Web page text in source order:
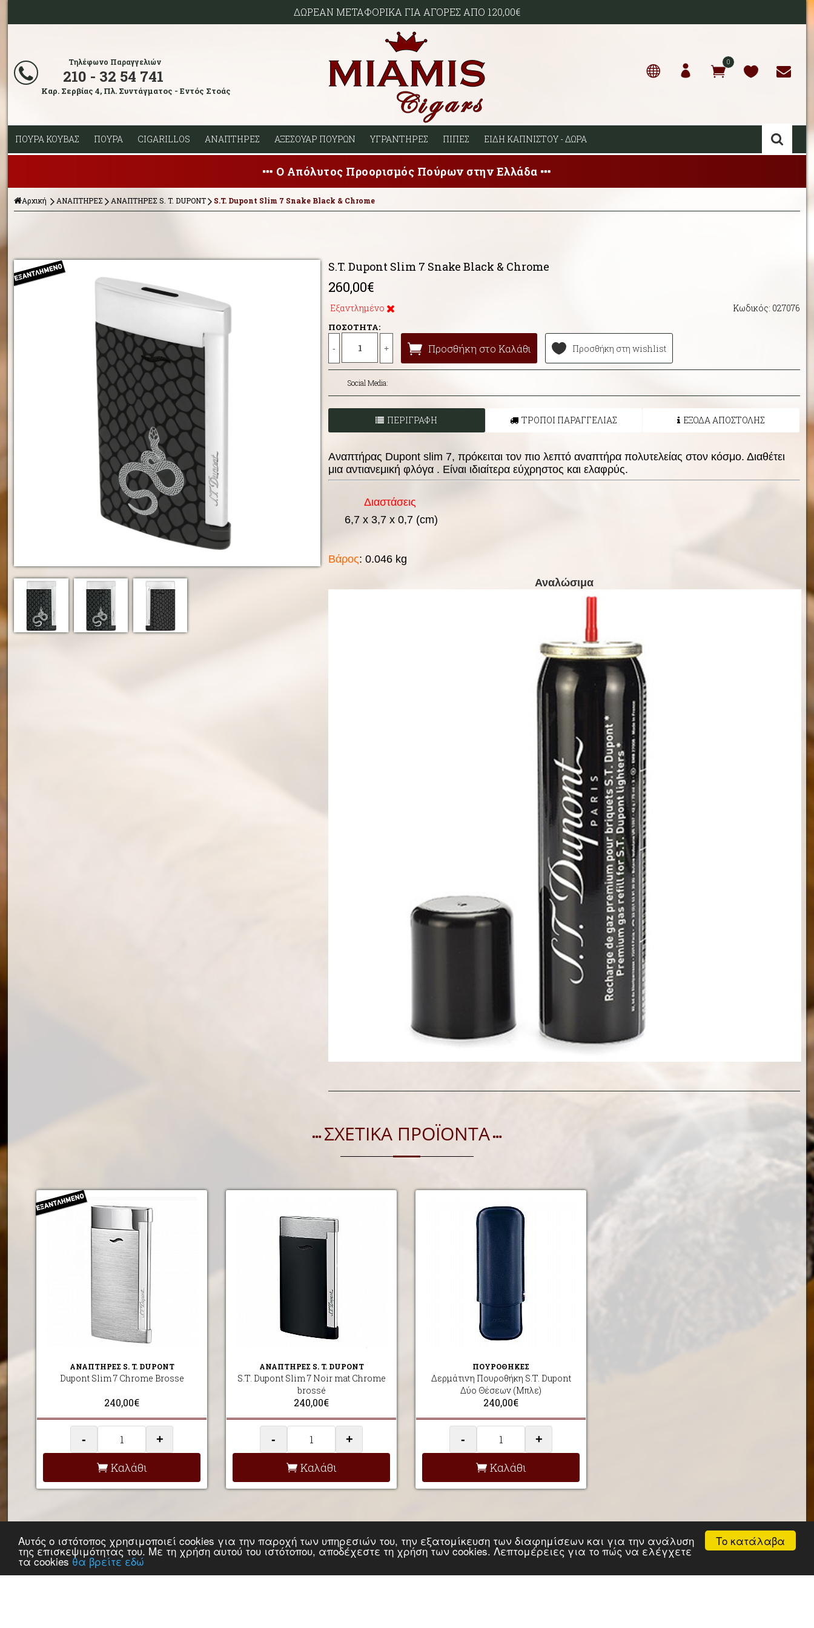
Το κατάλαβα
Αυτός ο ιστότοπος χρησιμοποιεί cookies για την παροχή των υπηρεσιών του, την εξατομίκευση των διαφημίσεων και για την ανάλυση
της επισκεψιμότητας του. Με τη χρήση αυτού του ιστότοπου, αποδέχεστε τη χρήση των cookies. Λεπτομέρειες για το πώς να ελέγχετε
τα cookiesθα βρείτε εδώ
ΔΩΡΕΑΝ ΜΕΤΑΦΟΡΙΚΑ ΓΙΑ ΑΓΟΡΕΣ ΑΠΟ 120,00€
Τηλέφωνο Παραγγελιών
210 - 32 54 741
Καρ. Σερβίας 4, Πλ. Συντάγματος - Εντός Στοάς
0
ΠΟΥΡΑ ΚΟΥΒΑΣ ΠΟΥΡΑ CIGARILLOS ΑΝΑΠΤΗΡΕΣ ΑΞΕΣΟΥΑΡ ΠΟΥΡΩΝ ΥΓΡΑΝΤΗΡΕΣ ΠΙΠΕΣ ΕΙΔΗ ΚΑΠΝΙΣΤΟΥ - ΔΩΡΑ
Ο Απόλυτος Προορισμός Πούρων στην Ελλάδα
Αρχική ΑΝΑΠΤΗΡΕΣ ΑΝΑΠΤΗΡΕΣ S. T. DUPONT S.T. Dupont Slim 7 Snake Black & Chrome
S.T. Dupont Slim 7 Snake Black & Chrome
260,00€
Εξαντλημένο Κωδικός: 027076
ΠΟΣΟΤΗΤΑ:
- + Προσθήκη στο Καλάθι Προσθήκη στη wishlist
Social Media:
ΠΕΡΙΓΡΑΦΗ ΤΡΟΠΟΙ ΠΑΡΑΓΓΕΛΙΑΣ ΕΞΟΔΑ ΑΠΟΣΤΟΛΗΣ
Αναπτήρας Dupont slim 7, πρόκειται τον πιο λεπτό αναπτήρα πολυτελείας στον κόσμο. Διαθέτει
μια αντιανεμική φλόγα . Είναι ιδιαίτερα εύχρηστος και ελαφρύς.
Διαστάσεις
6,7 x 3,7 x 0,7 (cm)
Βάρος: 0.046 kg
Αναλώσιμα
ΣΧΕΤΙΚΑ ΠΡΟΪΟΝΤΑ
ΑΝΑΠΤΗΡΕΣ S. T. DUPONT
Dupont Slim 7 Chrome Brosse
240,00€
- +
Καλάθι
ΑΝΑΠΤΗΡΕΣ S. T. DUPONT
S.T. Dupont Slim 7 Noir mat Chrome
brossé
240,00€
- +
Καλάθι
ΠΟΥΡΟΘΗΚΕΣ
Δερμάτινη Πουροθήκη S.T. Dupont
Δύο Θέσεων (Μπλε)
240,00€
- +
Καλάθι